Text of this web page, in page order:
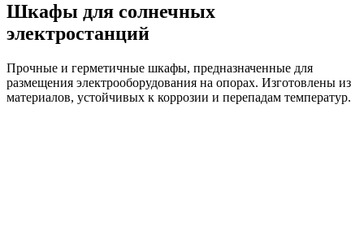
Шкафы для солнечных
электростанций
Прочные и герметичные шкафы, предназначенные для
размещения электрооборудования на опорах. Изготовлены из
материалов, устойчивых к коррозии и перепадам температур.